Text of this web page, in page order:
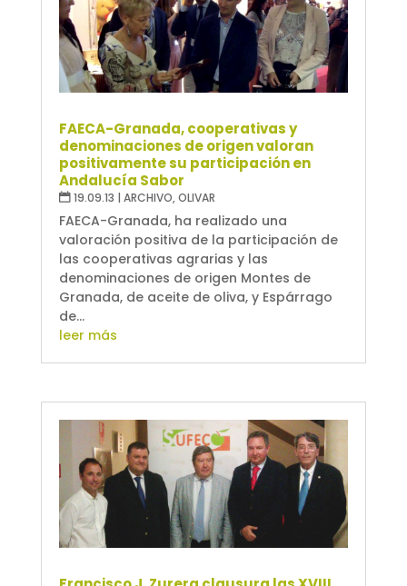
FAECA-Granada, cooperativas y
denominaciones de origen valoran
positivamente su participación en
Andalucía Sabor
19.09.13 | ARCHIVO,OLIVAR
FAECA-Granada, ha realizado una
valoración positiva de la participación de
las cooperativas agrarias y las
denominaciones de origen Montes de
Granada, de aceite de oliva, y Espárrago
de...
leer más